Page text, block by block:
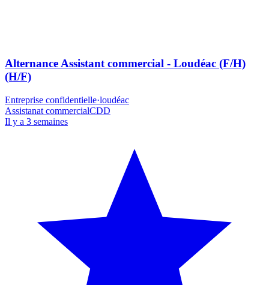
Alternance Assistant commercial - Loudéac (F/H)
(H/F)
Entreprise confidentielle·loudéac
Assistanat commercialCDD
Il y a 3 semaines